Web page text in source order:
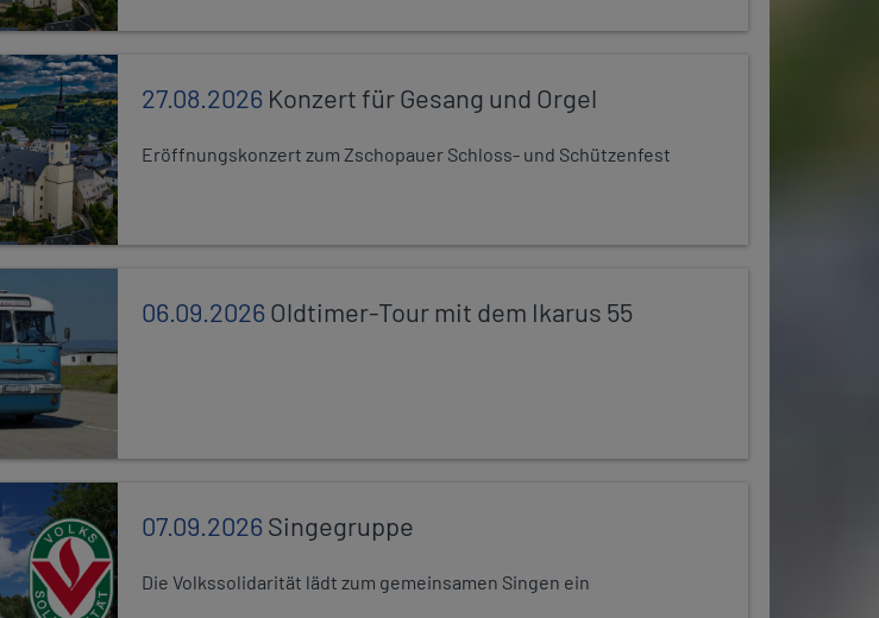
27.08.2026 Konzert für Gesang und Orgel
Eröffnungskonzert zum Zschopauer Schloss- und Schützenfest
06.09.2026Oldtimer-Tour mit dem Ikarus 55
07.09.2026Singegruppe
Die Volkssolidarität lädt zum gemeinsamen Singen ein